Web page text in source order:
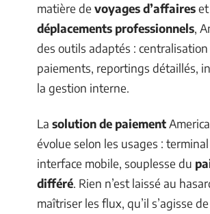
matière de voyages d’affaires
déplacements professionnels,
des outils adaptés : centralisation
paiements, reportings détaillés,
la gestion interne.
La solution de paiement
évolue selon les usages :
interface mobile, souplesse du
différé. Rien n’est laissé au
maîtriser les flux, qu’il s’agisse